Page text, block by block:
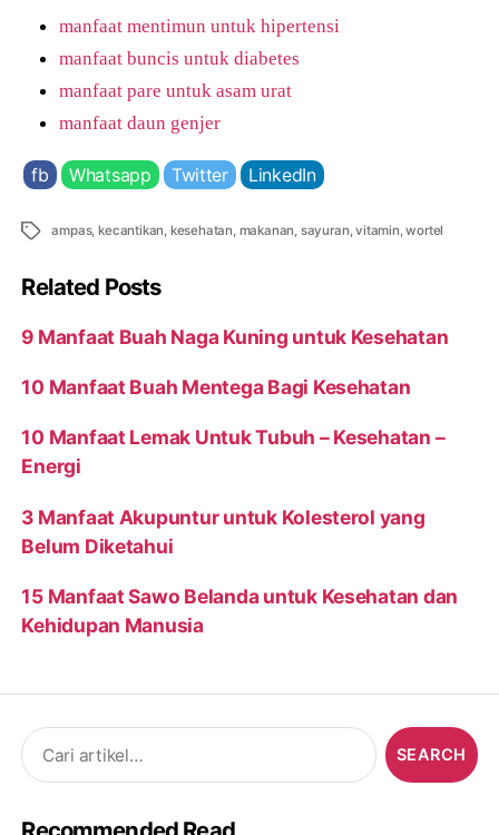
manfaat mentimun untuk hipertensi
manfaat buncis untuk diabetes
manfaat pare untuk asam urat
manfaat daun genjer
fb Whatsapp Twitter LinkedIn
Tags ampas, kecantikan, kesehatan, makanan, sayuran,vitamin,wortel
Related Posts
9 Manfaat Buah Naga Kuning untuk Kesehatan
10 Manfaat Buah Mentega Bagi Kesehatan
10 Manfaat Lemak Untuk Tubuh – Kesehatan –
Energi
3 Manfaat Akupuntur untuk Kolesterol yang
Belum Diketahui
15 Manfaat Sawo Belanda untuk Kesehatan dan
Kehidupan Manusia
Search
for:
Recommended Read